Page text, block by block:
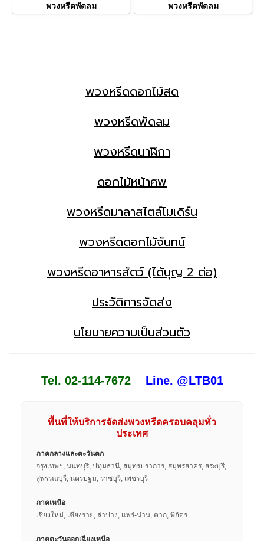
พวงหรีดพัดลม พวงหรีดพัดลม
พวงหรีดดอกไม้สด
พวงหรีดพัดลม
พวงหรีดนาฬิกา
ดอกไม้หน้าศพ
พวงหรีดมาลาสไตล์โมเดิร์น
พวงหรีดดอกไม้จันทน์
พวงหรีดอาหารสัตว์ (ได้บุญ 2 ต่อ)
ประวัติการจัดส่ง
นโยบายความเป็นส่วนตัว
Tel. 02-114-7672 Line. @LTB01
พื้นที่ให้บริการจัดส่งพวงหรีดครอบคลุมทั่ว
ประเทศ
ภาคกลางและตะวันตก
กรุงเทพฯ, นนทบุรี, ปทุมธานี, สมุทรปราการ, สมุทรสาคร, สระบุรี,
สุพรรณบุรี, นครปฐม, ราชบุรี, เพชรบุรี
ภาคเหนือ
เชียงใหม่, เชียงราย, ลำปาง, แพร่-น่าน, ตาก, พิจิตร
ภาคตะวันออกเฉียงเหนือ